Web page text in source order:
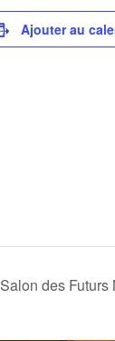
Ajouter au
Salon des Futurs